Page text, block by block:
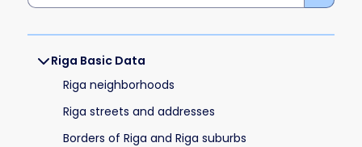
Riga Basic Data
Riga neighborhoods
Riga streets and addresses
Borders of Riga and Riga suburbs